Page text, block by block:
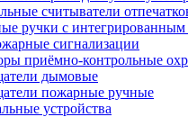
считыватели
ручки с интегрированным
сигнализации
приёмно-контрольные
дымовые
пожарные ручные
устройства